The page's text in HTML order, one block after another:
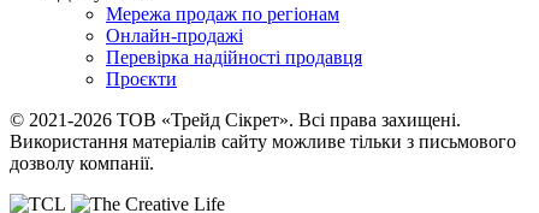
Мережа продаж по регіонам
Онлайн-продажі
Перевірка надійності продавця
Проєкти
© 2021-2026 ТОВ «Трейд Сікрет». Всі права захищені.
Використання матеріалів сайту можливе тільки з письмового
дозволу компанії.